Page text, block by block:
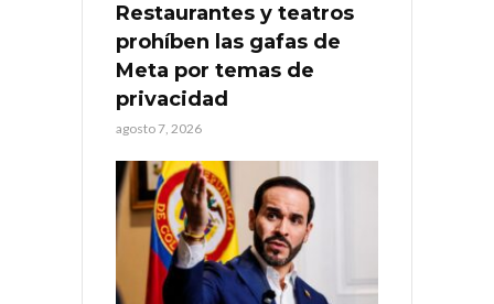
Restaurantes y teatros
prohíben las gafas de
Meta por temas de
privacidad
agosto 7, 2026